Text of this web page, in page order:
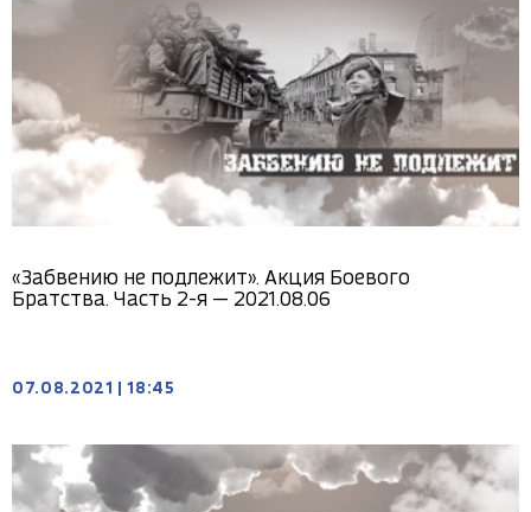
«Забвению не подлежит». Акция Боевого
Братства. Часть 2-я — 2021.08.06
07.08.2021 18:45